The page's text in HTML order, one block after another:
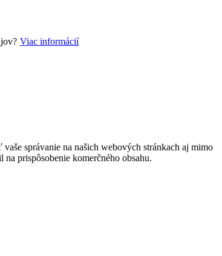
Viac informácií
správanie na našich webových stránkach aj mimo
prispôsobenie komerčného obsahu.